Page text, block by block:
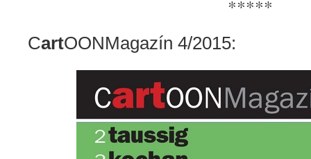
*****
CartOONMagazín 4/2015: